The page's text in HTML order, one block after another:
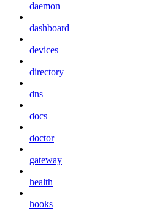
daemon
dashboard
devices
directory
dns
docs
doctor
gateway
health
hooks